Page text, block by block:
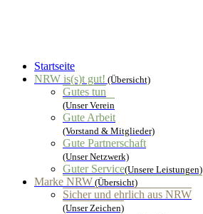
Startseite
NRW is(s)t gut! (Übersicht)
Gutes tun
(Unser Verein
Gute Arbeit
(Vorstand & Mitglieder)
Gute Partnerschaft
(Unser Netzwerk)
Guter Service(Unsere Leistungen)
Marke NRW (Übersicht)
Sicher und ehrlich aus NRW
(Unser Zeichen)